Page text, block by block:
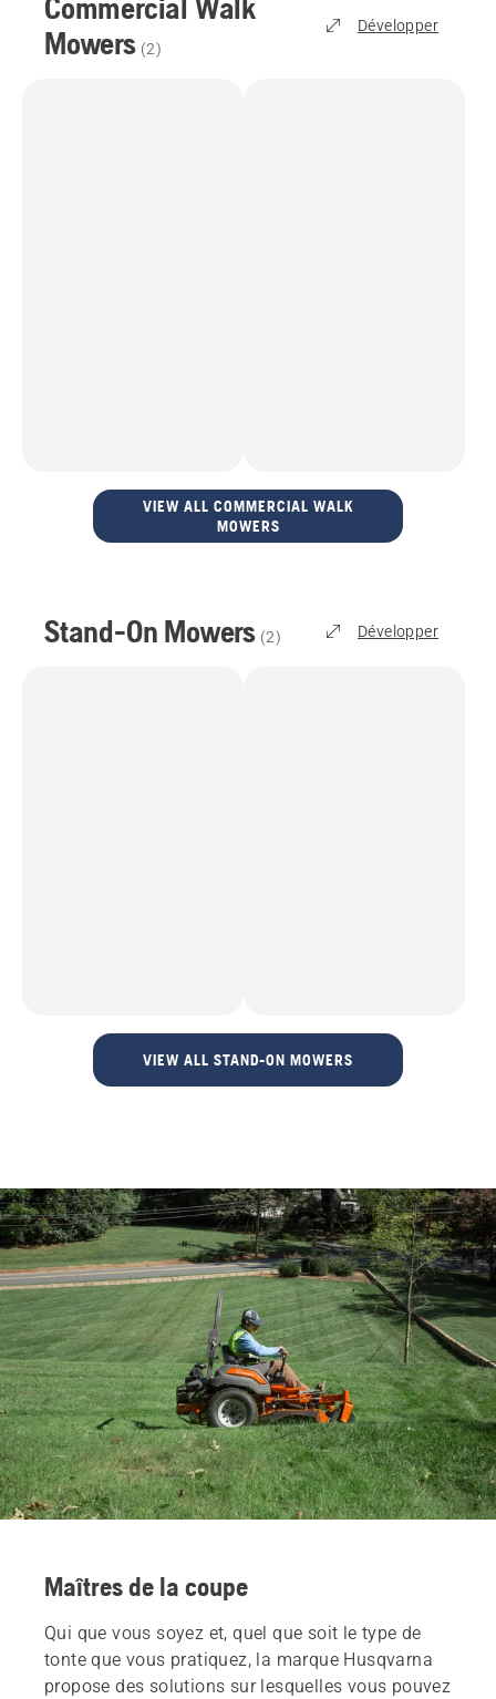
Commercial Walk
Mowers (2)
Développer
VIEW ALL COMMERCIAL WALK
MOWERS
Stand-On Mowers (2) Développer
VIEW ALL STAND-ON MOWERS
Maîtres de la coupe
Qui que vous soyez et, quel que soit le type de
tonte que vous pratiquez, la marque Husqvarna
propose des solutions sur lesquelles vous pouvez